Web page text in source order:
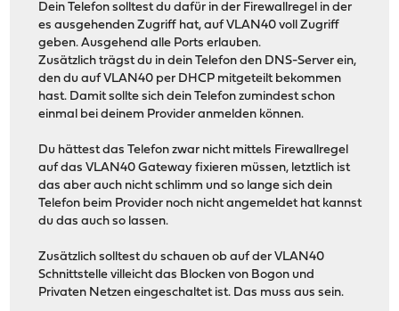
Dein Telefon solltest du dafür in der Firewallregel in der
es ausgehenden Zugriff hat, auf VLAN40 voll Zugriff
geben. Ausgehend alle Ports erlauben.
Zusätzlich trägst du in dein Telefon den DNS-Server ein,
den du auf VLAN40 per DHCP mitgeteilt bekommen
hast. Damit sollte sich dein Telefon zumindest schon
einmal bei deinem Provider anmelden können.
Du hättest das Telefon zwar nicht mittels Firewallregel
auf das VLAN40 Gateway fixieren müssen, letztlich ist
das aber auch nicht schlimm und so lange sich dein
Telefon beim Provider noch nicht angemeldet hat kannst
du das auch so lassen.
Zusätzlich solltest du schauen ob auf der VLAN40
Schnittstelle villeicht das Blocken von Bogon und
Privaten Netzen eingeschaltet ist. Das muss aus sein.